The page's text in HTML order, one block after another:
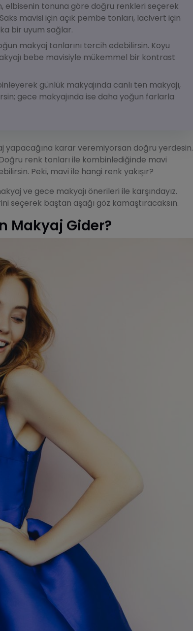
elbisenin tonuna göre doğru renkleri seçerek
mavisi için açık pembe tonları, lacivert için
bir uyum sağlar.
makyaj tonlarını tercih edebilirsin. Koyu
bebe mavisiyle mükemmel bir kontrast
günlük makyajında canlı ten makyajı,
gece makyajında ise daha yoğun farlarla
yapacağına karar veremiyorsan doğru yerdesin.
renk tonları ile kombinlediğinde mavi
Peki, mavi ile hangi renk yakışır?
ve gece makyajı önerileri ile karşındayız.
seçerek baştan aşağı göz kamaştıracaksın.
Makyaj Gider?